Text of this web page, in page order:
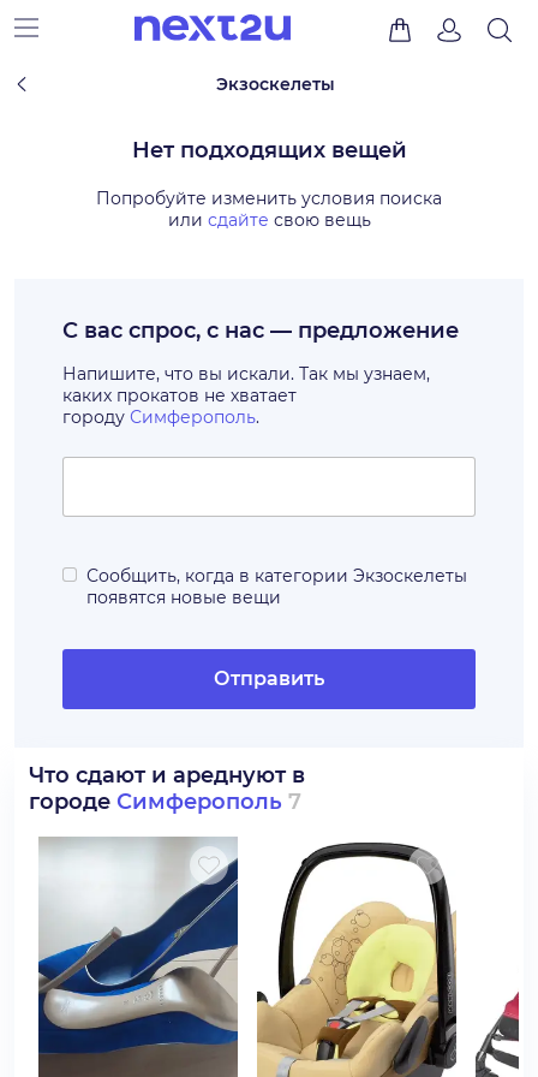
Экзоскелеты
Нет подходящих вещей
Попробуйте изменить условия поиска
или сдайте свою вещь
С вас спрос, с нас — предложение
Напишите, что вы искали. Так мы узнаем,
каких прокатов не хватает
городу Симферополь.
Сообщить, когда в категории Экзоскелеты
появятся новые вещи
Отправить
Что сдают и ареднуют в
городе Симферополь 7